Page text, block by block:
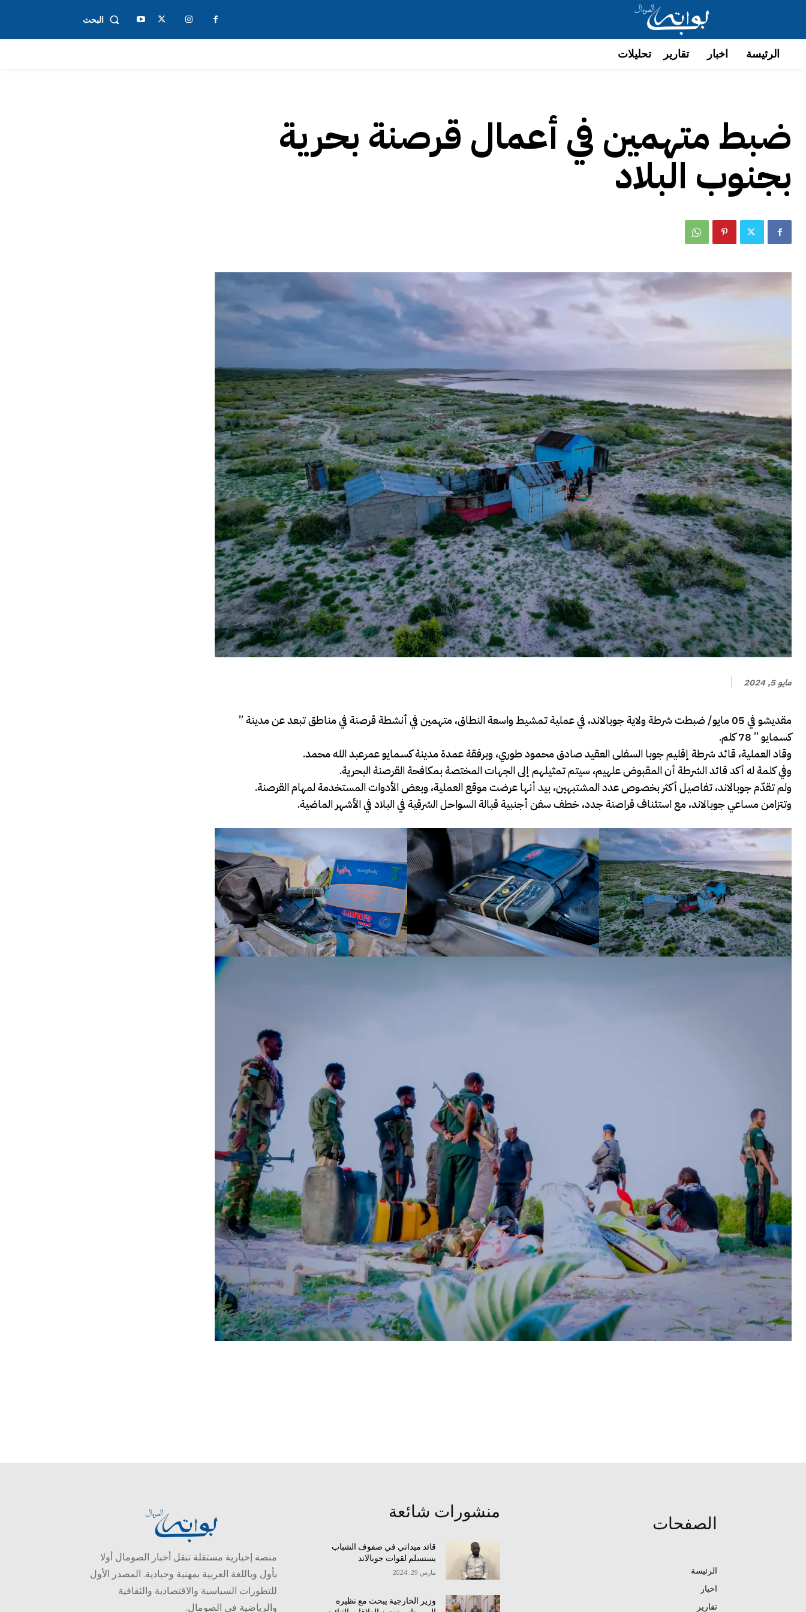
البحث
الرئيسة اخبار تقارير تحليلات
ضبط متهمين في أعمال قرصنة بحرية
بجنوب البلاد
مايو 5, 2024
مقديشو في 05 مايو/ ضبطت شرطة ولاية جوبالاند، في عملية تمشيط واسعة النطاق، متهمين في أنشطة قرصنة في مناطق تبعد عن مدينة ”
كسمايو ” 78 كلم.
وقاد العملية، قائد شرطة إقليم جوبا السفلى العقيد صادق محمود طوري، وبرفقة عمدة مدينة كسمايو عمرعبد الله محمد.
وفي كلمة له أكد قائد الشرطة أن المقبوض علهيم، سيتم تمثيلهم إلى الجهات المختصة بمكافحة القرصنة البحرية.
ولم تقدّم جوبالاند، تفاصيل أكثر بخصوص عدد المشتبهين، بيد أنها عرضت موقع العملية، وبعض الأدوات المستخدمة لمهام القرصنة.
وتتزامن مساعي جوبالاند، مع استئناف قراصنة جدد، خطف سفن أجنبية قبالة السواحل الشرقية في البلاد في الأشهر الماضية.
منصة إخبارية مستقلة تنقل أخبار الصومال أولا
بأول وباللغة العربية بمهنية وحيادية. المصدر الأول
للتطورات السياسية والاقتصادية والثقافية
والرياضية في الصومال.
منشورات شائعة
قائد ميداني في صفوف الشباب
يستسلم لقوات جوبالاند
مارس 29, 2024
وزير الخارجية يبحث مع نظيره
الصفحات
الرئيسة
اخبار
تقارير